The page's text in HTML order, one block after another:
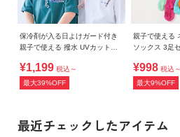
保冷剤が入る日よけガード付き
親子で使える 撥水 UVカットフ
¥1,199 税込～
最大39%OFF
親子で使える
ソックス 3足
¥998 税込～
最大9%OFF
最近チェックしたアイテム